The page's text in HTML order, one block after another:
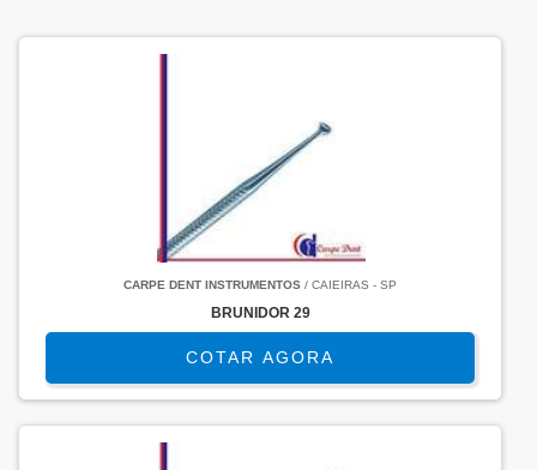
CARPE DENT INSTRUMENTOS / CAIEIRAS - SP
BRUNIDOR 29
COTAR AGORA